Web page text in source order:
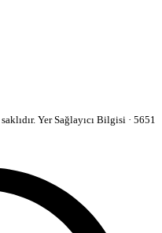
Yer Sağlayıcı Bilgisi · 5651